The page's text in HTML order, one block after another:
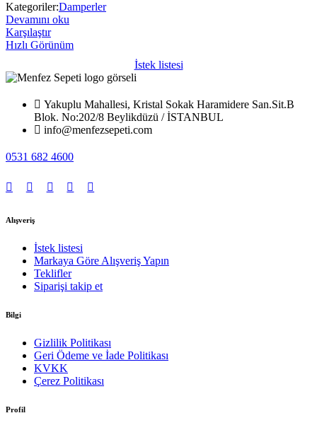
aldı
Kategoriler:Damperler
Devamını oku
Karşılaştır
Hızlı Görünüm
İstek listesi
Yakuplu Mahallesi, Kristal Sokak Haramidere San.Sit.B
Blok. No:202/8 Beylikdüzü / İSTANBUL
info@menfezsepeti.com
0531 682 4600
Alışveriş
İstek listesi
Markaya Göre Alışveriş Yapın
Teklifler
Siparişi takip et
Bilgi
Gizlilik Politikası
Geri Ödeme ve İade Politikası
KVKK
Çerez Politikası
Profil